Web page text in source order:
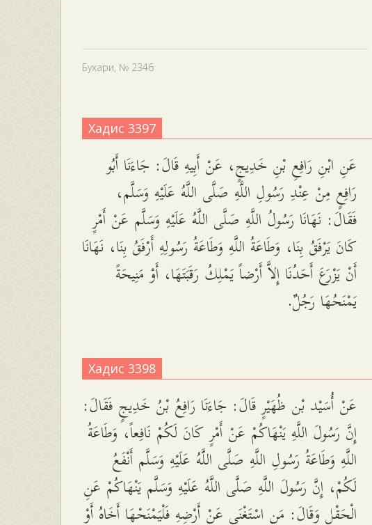
Бухари, № 2346
Хадис 3397
عَنِ ابْنِ رَافِعِ بْنِ خَدِيجٍ، عَنْ أَبِيهِ قَالَ: جَاءَنَا أَبُو
رَافِعٍ مِنْ عِنْدِ رَسُولِ اللَّهِ صَلَّى اللَّهُ عَلَيْهِ وَسَلَّم،
فَقَالَ: نَهَانَا رَسُولُ اللَّهِ صَلَّى اللَّهُ عَلَيْهِ وَسَلَّم عَنْ أَمْرٍ
كَانَ يَرْفَقُ بِنَا، وَطَاعَةُ اللَّهِ وَطَاعَةُ رَسُولِهِ أَرْفَقُ بِنَا، نَهَانَا
أَنْ يَزْرَعَ أَحَدُنَا إِلاَّ أَرْضاً يَمْلِكُ رَقَبَتَهَا، أَوْ مَنِيحَةً
يَمْنَحُهَا رَجُلٌ.
Хадис 3398
عَنْ أُسَيْد بْن ظُهَيْرٍ قَالَ: جَاءَنَا رَافِعُ بْنُ خَدِيجٍ فَقَالَ:
إِنَّ رَسُولَ اللَّهِ يَنْهَاكُمْ عَنْ أَمْرٍ كَانَ لَكُمْ نَافِعاً، وَطَاعَةُ
اللَّهِ وَطَاعَةُ رَسُولِ اللَّهِ صَلَّى اللَّهُ عَلَيْهِ وَسَلَّم أَنْفَعُ
لَكُمْ، إِنَّ رَسُولَ اللَّهِ صَلَّى اللَّهُ عَلَيْهِ وَسَلَّم يَنْهَاكُمْ عَنِ
الْحَقْلِ وَقَالَ: مَنِ اسْتَغْنَى عَنْ أَرْضِهِ فَلْيَمْنَحْهَا أَخَاهُ أَوْ